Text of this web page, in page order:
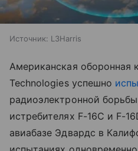
Источник: L3Harris
Американская оборонная
Technologies успешно
радиоэлектронной
истребителях F-16C и F-
авиабазе Эдвардс в